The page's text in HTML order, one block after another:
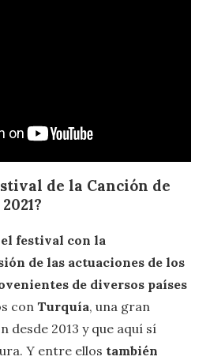
de la Canción de
festival con la
de las actuaciones de los
de diversos países
con Turquía, una gran
desde 2013 y que aquí sí
Y entre ellos también